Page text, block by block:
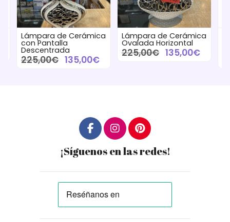
Lámpara de Cerámica
Ovalada Horizontal
225,00€ 135,00€
Lámpara de Mesa
Cilíndrica Atoma
122,00€
¡Síguenos en las redes!